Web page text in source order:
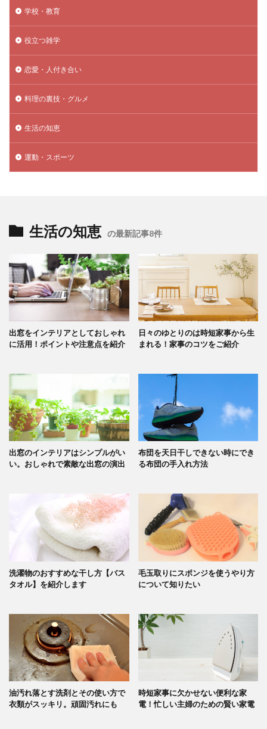
学校・教育
役立つ雑学
恋愛・人付き合い
料理の裏技・グルメ
生活の知恵
運動・スポーツ
生活の知恵 の最新記事8件
出窓をインテリアとしておしゃれ
に活用！ポイントや注意点を紹介
日々のゆとりのは時短家事から生
まれる！家事のコツをご紹介
出窓のインテリアはシンプルがい
い。おしゃれで素敵な出窓の演出
布団を天日干しできない時にでき
る布団の手入れ方法
洗濯物のおすすめな干し方【バス
タオル】を紹介します
毛玉取りにスポンジを使うやり方
について知りたい
油汚れ落とす洗剤とその使い方で
衣類がスッキリ。頑固汚れにも
時短家事に欠かせない便利な家
電！忙しい主婦のための賢い家電